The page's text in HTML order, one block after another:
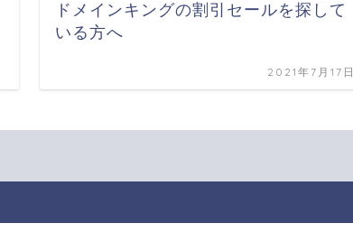
ドメインキングの割引セールを探して
いる方へ
2021年7月17日